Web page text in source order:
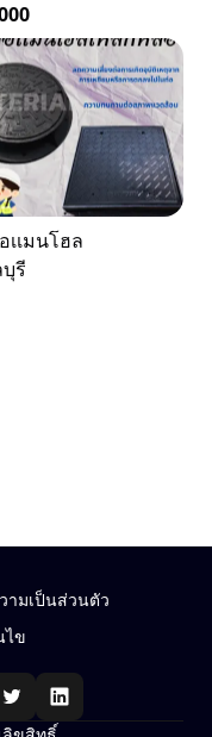
เเมนโฮล
รี
ามเป็นส่วนตัว
ไข